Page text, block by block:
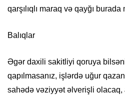
qarşılıqlı maraq və qayğı
Balıqlar
Əgər daxili sakitliyi qoruya
qapılmasanız, işlərdə uğur
sahədə vəziyyət əlverişli